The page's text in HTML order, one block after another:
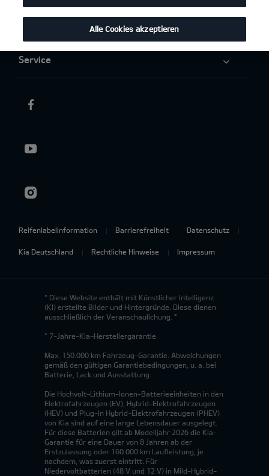
Service
Reifenlabelinformation Barrierefreiheit Datenschutz
Kia Deutschland Rechtliche Hinweise Impressum
* Diese Website enthält mit Künstlicher Intelligenz
(KI) erstellte Bilder und Hintergründe. Diese dienen
ausschließlich der Veranschaulichung. *
* 7-Jahre-Kia-Herstellergarantie
Max. 150.000 km Fahrzeug-Garantie. Abweichungen
gemäß den gültigen Garantiebedingungen, u. a. bei
Batterie, Lack und Ausstattung.
Die Hochvolt-Lithium-Ionen-Batterieeinheiten in den
Elektrofahrzeugen (EV), Hybrid-Elektrofahrzeugen
(HEV) und Plug-in Hybrid-Elektrofahrzeugen (PHEV)
von Kia sind auf eine lange Lebensdauer ausgelegt.
Für diese Batterien gilt ab Modelljahr 2026 die Kia-
Garantie für eine Dauer von 8 Jahren ab der
Erstzulassung oder 160.000 km Laufleistung, je
nachdem, was zuerst eintritt. Für
Niedervoltbatterien (48 V und 12 V) in Mild-Hybrid-
Alle Cookies akzeptieren